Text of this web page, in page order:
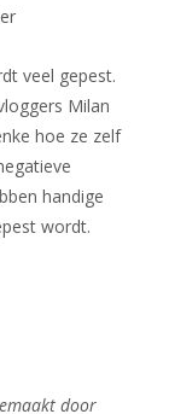
veel gepest.
Milan
hoe ze zelf
handige
wordt.
door